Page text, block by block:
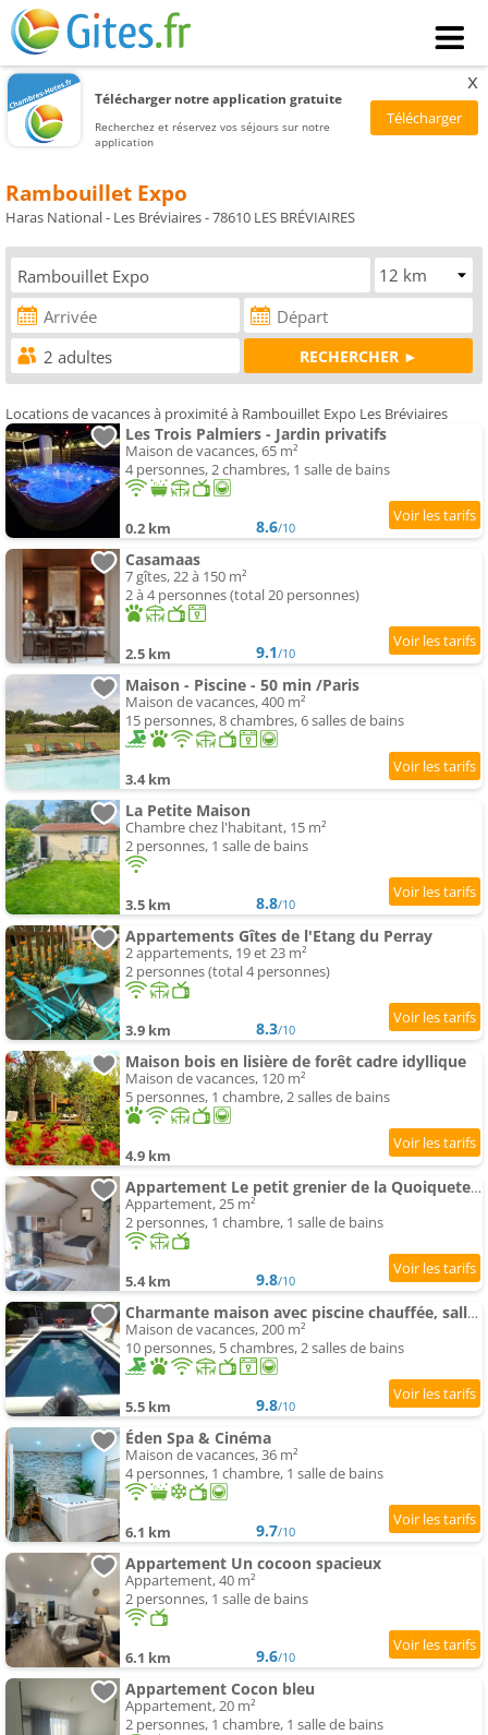
Télécharger notre application gratuite
Recherchez et réservez vos séjours sur notre
application
x
Rambouillet Expo
Haras National - Les Bréviaires - 78610 LES BRÉVIAIRES
Locations de vacances à proximité à Rambouillet Expo Les Bréviaires
Les Trois Palmiers - Jardin privatifs
Maison de vacances, 65 m²
4 personnes, 2 chambres, 1 salle de bains
0.2 km 8.6/10
Casamaas
7 gîtes, 22 à 150 m²
2 à 4 personnes (total 20 personnes)
2.5 km 9.1/10
Maison - Piscine - 50 min /Paris
Maison de vacances, 400 m²
15 personnes, 8 chambres, 6 salles de bains
3.4 km
La Petite Maison
Chambre chez l'habitant, 15 m²
2 personnes, 1 salle de bains
3.5 km 8.8/10
Appartements Gîtes de l'Etang du Perray
2 appartements, 19 et 23 m²
2 personnes (total 4 personnes)
3.9 km 8.3/10
Maison bois en lisière de forêt cadre idyllique
Maison de vacances, 120 m²
5 personnes, 1 chambre, 2 salles de bains
4.9 km
Appartement Le petit grenier de la Quoiqueterie
Appartement, 25 m²
2 personnes, 1 chambre, 1 salle de bains
5.4 km 9.8/10
Charmante maison avec piscine chauffée, salle de cinéma et bar
Maison de vacances, 200 m²
10 personnes, 5 chambres, 2 salles de bains
5.5 km 9.8/10
Éden Spa & Cinéma
Maison de vacances, 36 m²
4 personnes, 1 chambre, 1 salle de bains
6.1 km 9.7/10
Appartement Un cocoon spacieux
Appartement, 40 m²
2 personnes, 1 salle de bains
6.1 km 9.6/10
Appartement Cocon bleu
Appartement, 20 m²
2 personnes, 1 chambre, 1 salle de bains